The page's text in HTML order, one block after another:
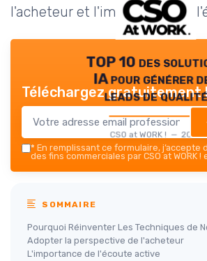
l'acheteur et l'importance de
TOP 10 des
IA pour générer
leads de qualité
CSO at WORK ! — 2026
Téléchargez gratuitement
* En remplissant ce formulaire, j’accepte
des fins commerciales par CSO at WORK
SOMMAIRE
Pourquoi Réinventer Les Techniques de
Adopter la perspective de l'acheteur
L'importance de l'écoute active